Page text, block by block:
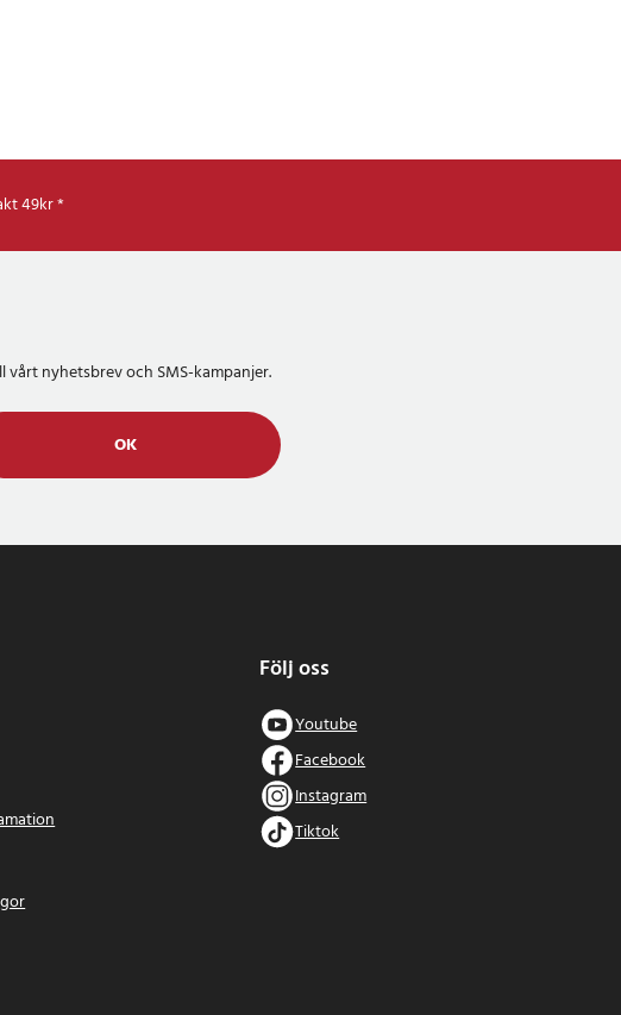
49kr *
nyhetsbrev och SMS-kampanjer.
OK
Följ oss
Youtube
Facebook
Instagram
Tiktok